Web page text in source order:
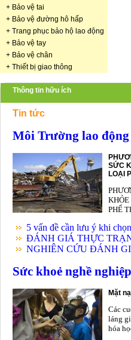
+ Bảo vệ tai
+ Bảo vệ đường hô hấp
+ Trang phục bảo hộ lao động
+ Bảo vệ tay
+ Bảo vệ chân
+ Thiết bị giao thông
Thông tin hữu ích
Tin tức
Môi Trường lao động
SỨC
LOẠI
PHẾ
5 vấn đề cần lưu ý khi
ĐÁNH GIÁ THỰC
NGHIÊN CỨU ĐÁNH
Sức khoẻ nghề nghiệp
Mặt
Các
láng
hóa